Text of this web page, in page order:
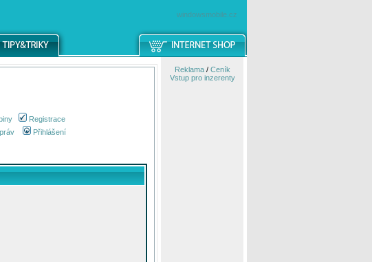
windowsmobile.cz
Registrace
Přihlášení
Reklama/ Ceník
Vstup pro inzerenty